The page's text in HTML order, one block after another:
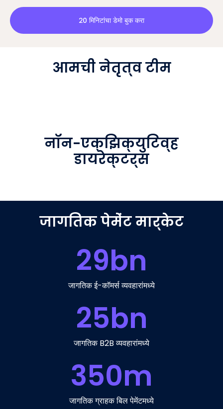
२० मिनिटांचा डेमो बुक करा
आमची नेतृत्व टीम
नॉन-एक्झिक्युटिव्ह
डायरेक्टर्स
जागतिक पेमेंट मार्केट
29bn
जागतिक ई-कॉमर्स व्यवहारांमध्ये
25bn
जागतिक B2B व्यवहारांमध्ये
350m
जागतिक ग्राहक बिल पेमेंटमध्ये